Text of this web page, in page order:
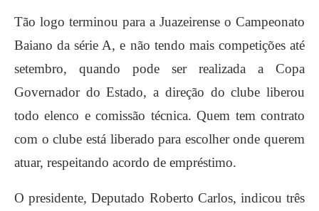
Tão logo terminou para a Juazeirense o Campeonato
Baiano da série A, e não tendo mais competições até
setembro, quando pode ser realizada a Copa
Governador do Estado, a direção do clube liberou
todo elenco e comissão técnica. Quem tem contrato
com o clube está liberado para escolher onde querem
atuar, respeitando acordo de empréstimo.
O presidente, Deputado Roberto Carlos, indicou três